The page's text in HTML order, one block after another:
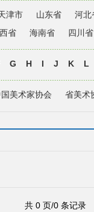
津市 山东省
河北
省 海南省 四川省
G H I J K L
美术家协会 省美术
共 0 页/0 条记录